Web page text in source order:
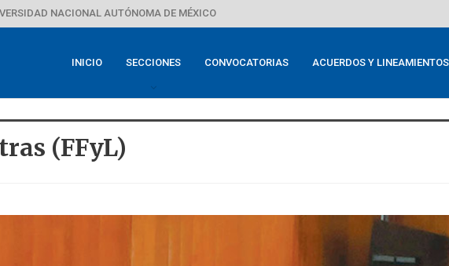
NACIONAL AUTÓNOMA DE MÉXICO
INICIO SECCIONES CONVOCATORIAS ACUERDOS Y LINEAMIENTOS
(FFyL)